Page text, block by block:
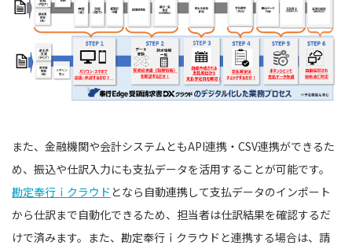
また、金融機関や会計システムともAPI連携・CSV連携ができるた
め、振込や仕訳入力にも支払データを活用することが可能です。
勘定奉行ｉクラウドとなら自動連携して支払データのインポート
から仕訳まで自動化できるため、担当者は仕訳結果を確認するだ
けで済みます。また、勘定奉行ｉクラウドと連携する場合は、請